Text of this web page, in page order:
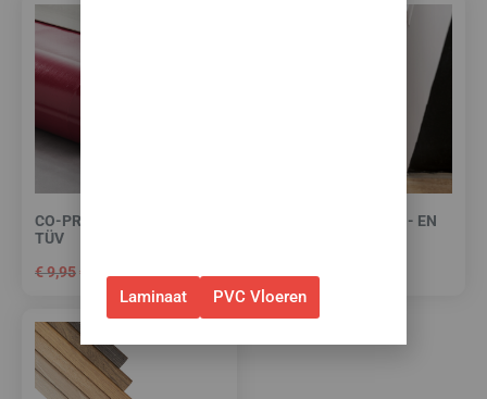
CO-PRO RED-LINE -10 DB
TÜV
€9,95€ 7,95 per m²
HIGH TACK PLINTEN- EN
€15,00
Laminaat PVC Vloeren